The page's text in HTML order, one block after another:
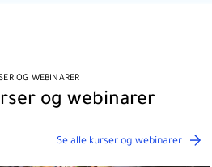
OG WEBINARER
og webinarer
Se alle kurser og webinarer